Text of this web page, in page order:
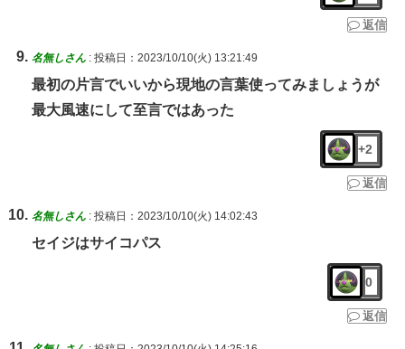
返信
名無しさん : 投稿日：2023/10/10(火) 13:21:49
最初の片言でいいから現地の言葉使ってみましょうが
最大風速にして至言ではあった
+2
返信
名無しさん : 投稿日：2023/10/10(火) 14:02:43
セイジはサイコパス
0
返信